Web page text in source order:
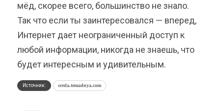
мёд, скорее всего, большинство не знало.
Так что если ты заинтересовался — вперед,
Интернет дает неограниченный доступ к
любой информации, никогда не знаешь, что
будет интересным и удивительным.
Источник: sreda.temadnya.com